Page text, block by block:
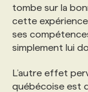
tombe sur la
cette
ses
simplement lui
L’autre effet
québécoise est